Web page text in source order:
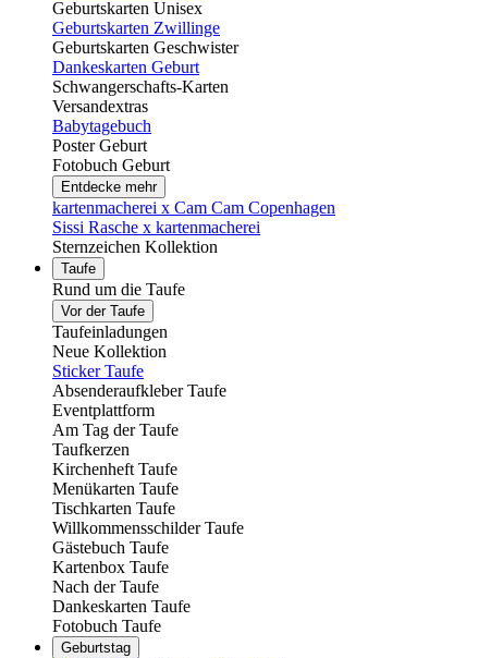
Geburtskarten Unisex
Geburtskarten Zwillinge
Geburtskarten Geschwister
Dankeskarten Geburt
Schwangerschafts-Karten
Versandextras
Babytagebuch
Poster Geburt
Fotobuch Geburt
Entdecke mehr
kartenmacherei x Cam Cam Copenhagen
Sissi Rasche x kartenmacherei
Sternzeichen Kollektion
Taufe
Rund um die Taufe
Vor der Taufe
Taufeinladungen
Neue Kollektion
Sticker Taufe
Absenderaufkleber Taufe
Eventplattform
Am Tag der Taufe
Taufkerzen
Kirchenheft Taufe
Menükarten Taufe
Tischkarten Taufe
Willkommensschilder Taufe
Gästebuch Taufe
Kartenbox Taufe
Nach der Taufe
Dankeskarten Taufe
Fotobuch Taufe
Geburtstag